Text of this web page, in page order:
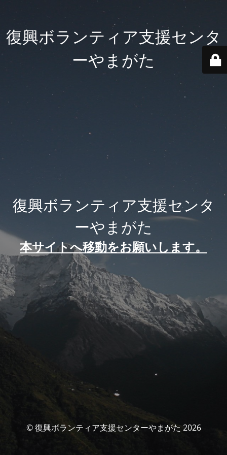
復興ボランティア支援センタ
ーやまがた
復興ボランティア支援センタ
ーやまがた
本サイトへ移動をお願いします。
© 復興ボランティア支援センターやまがた 2026